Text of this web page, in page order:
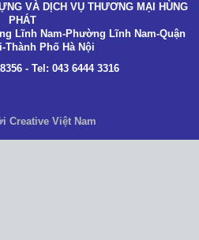
VÀ DỊCH VỤ THƯƠNG MẠI HÙNG
PHÁT
Lĩnh Nam-Phường Lĩnh Nam-Quận
Thành Phố Hà Nội
- Tel: 043 6444 3316
Creative Việt Nam